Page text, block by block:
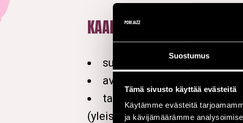
Suostumus
Tämä sivusto käyttää evästeitä
Käytämme evästeitä
ja kävijämäärämme
KAARISILTA
suljetaan yleiseltä
avataan jälleen ma 20.7. klo
tapahtumapäivinä
(yleisö/työntekijärannekkeet)